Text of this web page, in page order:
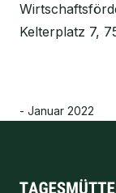
Kelterplatz 7,
- Januar 2022